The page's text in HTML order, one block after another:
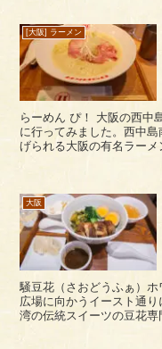
[大阪] ラーメン
らーめん ぴ！ 大阪の西中島南方にあるラーメン店「らーめん ぴ！」
に行ってみました。西中
げられる大阪の有名ラーメン店エリアで
大阪
騒豆花（さおどうふぁ）ホワイティう
広場に向かうイースト通
湾の伝統スイーツの豆花専